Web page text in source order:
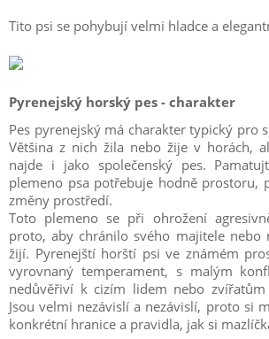
Tito psi se pohybují velmi hladce a
Pyrenejský horský pes - charakter
Pes pyrenejský má charakter typický pro
Většina z nich žila nebo žije v horách,
najde i jako společenský pes.
plemeno psa potřebuje hodně prostoru,
změny prostředí.
Toto plemeno se při ohrožení
proto, aby chránilo svého majitele nebo
žijí. Pyrenejští horští psi ve známém
vyrovnaný temperament, s malým
nedůvěřiví k cizím lidem nebo
Jsou velmi nezávislí a nezávislí, proto si
konkrétní hranice a pravidla, jak si